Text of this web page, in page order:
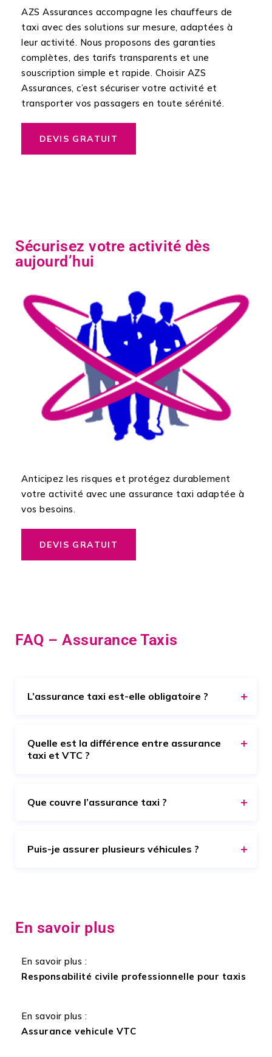
AZS Assurances accompagne les chauffeurs de
taxi avec des solutions sur mesure, adaptées à
leur activité. Nous proposons des garanties
complètes, des tarifs transparents et une
souscription simple et rapide. Choisir AZS
Assurances, c’est sécuriser votre activité et
transporter vos passagers en toute sérénité.
DEVIS GRATUIT
Sécurisez votre activité dès
aujourd’hui
Anticipez les risques et protégez durablement
votre activité avec une assurance taxi adaptée à
vos besoins.
DEVIS GRATUIT
FAQ – Assurance Taxis
L’assurance taxi est-elle obligatoire ?
Quelle est la différence entre assurance
taxi et VTC ?
Que couvre l’assurance taxi ?
Puis-je assurer plusieurs véhicules ?
En savoir plus
En savoir plus :
Responsabilité civile professionnelle pour taxis
En savoir plus :
Assurance vehicule VTC